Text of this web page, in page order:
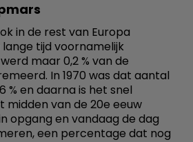
in de rest van Europa
tijd voornamelijk
maar 0,2 % van de
In 1970 was dat aantal
% en daarna is het snel
midden van de 20e eeuw
opgang en vandaag de dag
een percentage dat nog